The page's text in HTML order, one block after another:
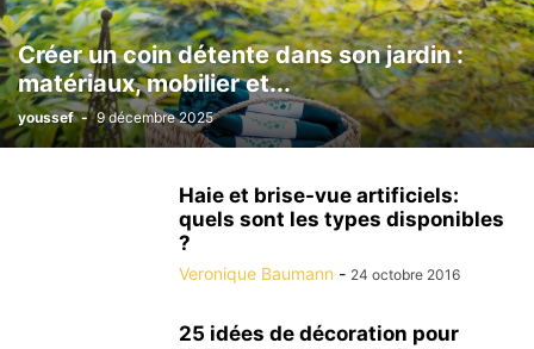
Créer un coin détente dans son jardin :
matériaux, mobilier et...
youssef - 9 décembre 2025
Haie et brise-vue artificiels:
quels sont les types disponibles
?
Veronique Baumann - 24 octobre 2016
25 idées de décoration pour